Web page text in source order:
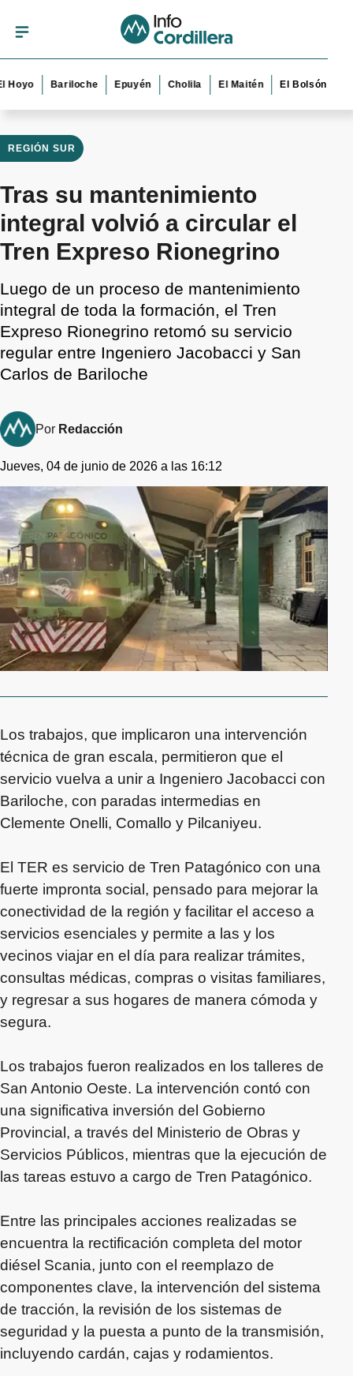
Bariloche Epuyén Cholila El Maitén El Bolsón Esquel
REGIÓN SUR
Tras su mantenimiento
integral volvió a circular el
Tren Expreso Rionegrino
Luego de un proceso de mantenimiento
integral de toda la formación, el Tren
Expreso Rionegrino retomó su servicio
regular entre Ingeniero Jacobacci y San
Carlos de Bariloche
Por Redacción
Jueves, 04 de junio de 2026 a las 16:12
Los trabajos, que implicaron una intervención
técnica de gran escala, permitieron que el
servicio vuelva a unir a Ingeniero Jacobacci con
Bariloche, con paradas intermedias en
Clemente Onelli, Comallo y Pilcaniyeu.
El TER es servicio de Tren Patagónico con una
fuerte impronta social, pensado para mejorar la
conectividad de la región y facilitar el acceso a
servicios esenciales y permite a las y los
vecinos viajar en el día para realizar trámites,
consultas médicas, compras o visitas familiares,
y regresar a sus hogares de manera cómoda y
segura.
Los trabajos fueron realizados en los talleres de
San Antonio Oeste. La intervención contó con
una significativa inversión del Gobierno
Provincial, a través del Ministerio de Obras y
Servicios Públicos, mientras que la ejecución de
las tareas estuvo a cargo de Tren Patagónico.
Entre las principales acciones realizadas se
encuentra la rectificación completa del motor
diésel Scania, junto con el reemplazo de
componentes clave, la intervención del sistema
de tracción, la revisión de los sistemas de
seguridad y la puesta a punto de la transmisión,
incluyendo cardán, cajas y rodamientos.